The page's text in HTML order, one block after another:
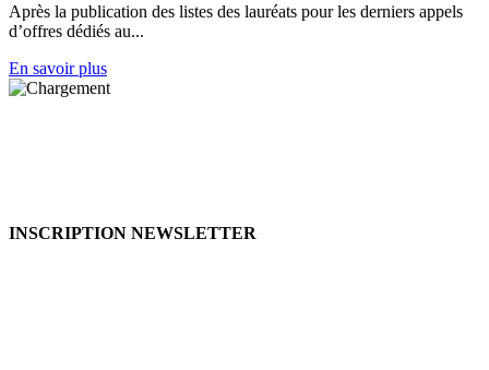
Après la publication des listes des lauréats pour les derniers appels
d’offres dédiés au...
En savoir plus
INSCRIPTION NEWSLETTER